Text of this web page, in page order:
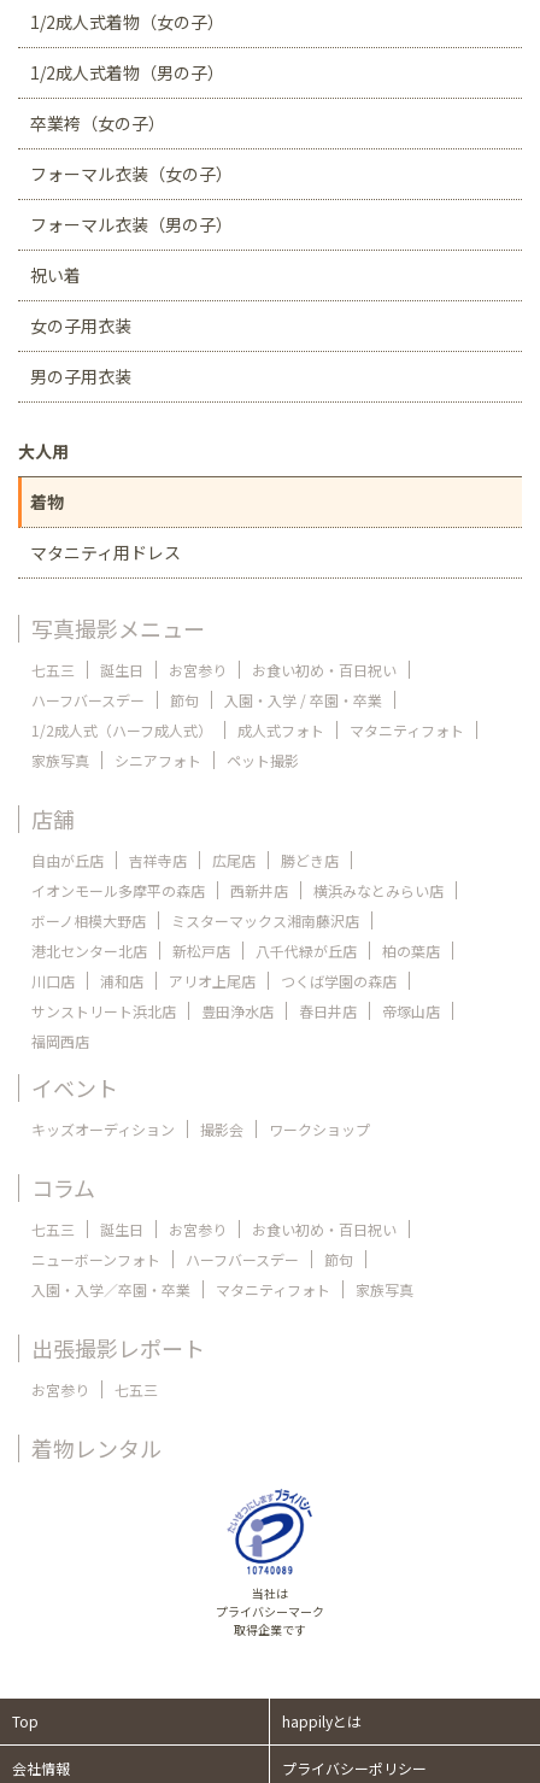
1/2成人式着物（女の子）
1/2成人式着物（男の子）
卒業袴（女の子）
フォーマル衣装（女の子）
フォーマル衣装（男の子）
祝い着
女の子用衣装
男の子用衣装
大人用
着物
マタニティ用ドレス
写真撮影メニュー
七五三 誕生日 お宮参り
お食い初め・百日祝い
ハーフバースデー
節句
入園・入学 / 卒園・卒業
1/2成人式（ハーフ成人式）
成人式フォト
マタニティフォト
家族写真
シニアフォト ペット撮影
店舗
自由が丘店 吉祥寺店 広尾店
勝どき店
イオンモール多摩平の森店
西新井店
横浜みなとみらい店
ボーノ相模大野店
ミスターマックス湘南藤沢店
港北センター北店
新松戸店 八千代緑が丘店
柏の葉店
川口店
浦和店 アリオ上尾店
つくば学園の森店
サンストリート浜北店
豊田浄水店 春日井店
帝塚山店
福岡西店
イベント
キッズオーディション 撮影会 ワークショップ
コラム
七五三 誕生日 お宮参り
お食い初め・百日祝い
ニューボーンフォト
ハーフバースデー
節句
入園・入学／卒園・卒業
マタニティフォト 家族写真
出張撮影レポート
お宮参り 七五三
着物レンタル
当社は
プライバシーマーク
取得企業です
Top happilyとは
会社情報 プライバシーポリシー